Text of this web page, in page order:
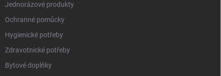
Jednorázové produkty
Ochranné pomůcky
Hygienické potřeby
Zdravotnické potřeby
Bytové doplňky